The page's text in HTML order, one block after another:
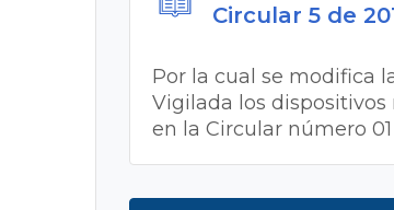
Circular 5 de
Por la cual se modifica
Vigilada los
en la Circular número